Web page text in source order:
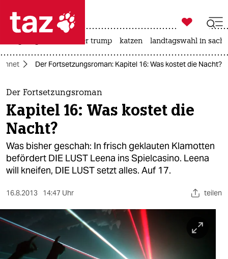
 taz zahl ich
taz zahl ich
themen
politik
öko
gesellschaft
sport
berlin
nord

taz zahl ich
usa unter trump katzen landtagswahl in
Der Fortsetzungsroman: Kapitel 16: Was kostet die Nacht?
Der Fortsetzungsroman
Kapitel 16: Was kostet die
Nacht?
Was bisher geschah: In frisch geklauten Klamotten
befördert DIE LUST Leena ins Spielcasino. Leena
will kneifen, DIE LUST setzt alles. Auf 17.
16.8.2013 14:47 Uhr teilen